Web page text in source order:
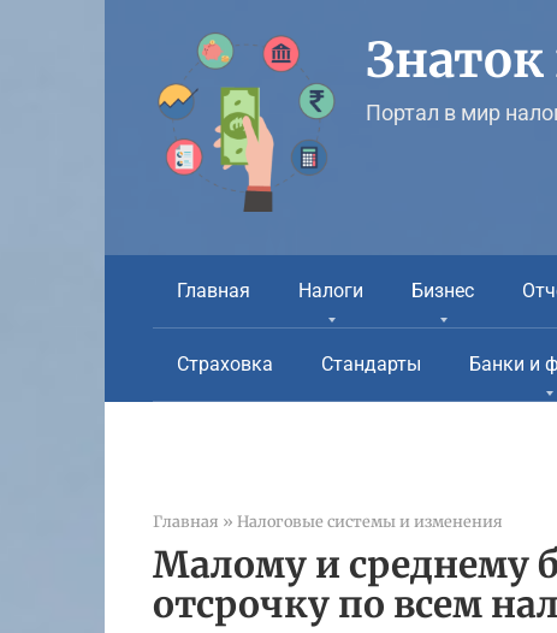
Знаток
Портал в мир
Главная Налоги Бизнес
Страховка Стандарты Банки и
Главная » Налоговые системы и изменения
Малому и среднему
отсрочку по всем